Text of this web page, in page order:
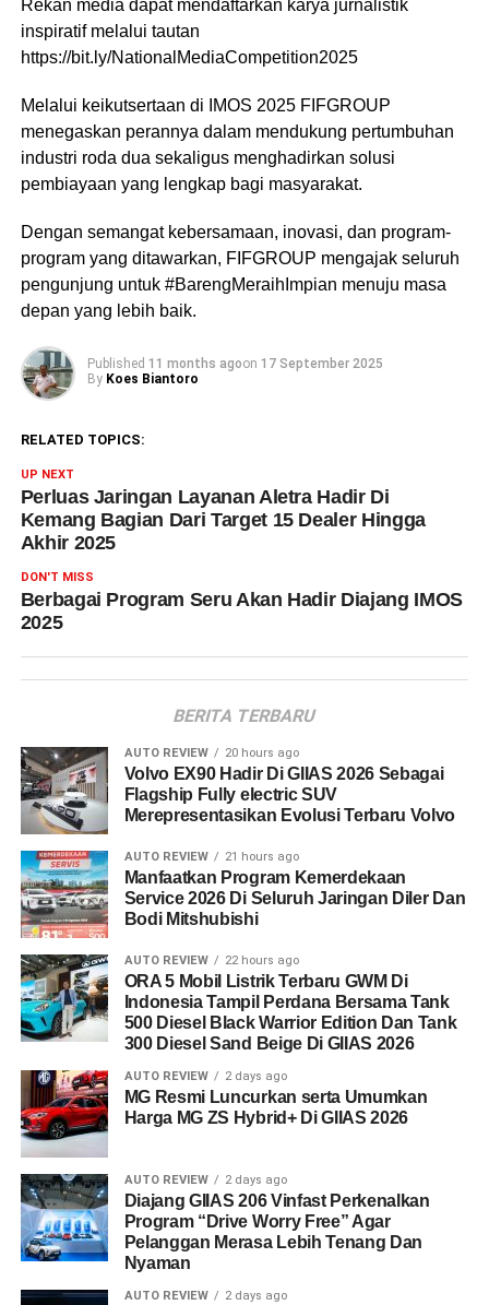
Rekan media dapat mendaftarkan karya jurnalistik
inspiratif melalui tautan
https://bit.ly/NationalMediaCompetition2025
Melalui keikutsertaan di IMOS 2025 FIFGROUP
menegaskan perannya dalam mendukung pertumbuhan
industri roda dua sekaligus menghadirkan solusi
pembiayaan yang lengkap bagi masyarakat.
Dengan semangat kebersamaan, inovasi, dan program-
program yang ditawarkan, FIFGROUP mengajak seluruh
pengunjung untuk #BarengMeraihImpian menuju masa
depan yang lebih baik.
Published 11 months agoon 17 September 2025
By Koes Biantoro
RELATED TOPICS:
UP NEXT
Perluas Jaringan Layanan Aletra Hadir Di
Kemang Bagian Dari Target 15 Dealer Hingga
Akhir 2025
DON'T MISS
Berbagai Program Seru Akan Hadir Diajang IMOS
2025
BERITA TERBARU
AUTO REVIEW 20 hours ago
Volvo EX90 Hadir Di GIIAS 2026 Sebagai
Flagship Fully electric SUV
Merepresentasikan Evolusi Terbaru Volvo
AUTO REVIEW 21 hours ago
Manfaatkan Program Kemerdekaan
Service 2026 Di Seluruh Jaringan Diler Dan
Bodi Mitshubishi
AUTO REVIEW 22 hours ago
ORA 5 Mobil Listrik Terbaru GWM Di
Indonesia Tampil Perdana Bersama Tank
500 Diesel Black Warrior Edition Dan Tank
300 Diesel Sand Beige Di GIIAS 2026
AUTO REVIEW 2 days ago
MG Resmi Luncurkan serta Umumkan
Harga MG ZS Hybrid+ Di GIIAS 2026
AUTO REVIEW 2 days ago
Diajang GIIAS 206 Vinfast Perkenalkan
Program “Drive Worry Free” Agar
Pelanggan Merasa Lebih Tenang Dan
Nyaman
AUTO REVIEW 2 days ago